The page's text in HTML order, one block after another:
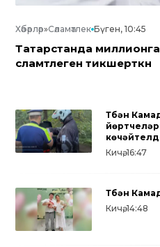
Хәбәрләр»Сәламәтлек Бүген, 10:45
Татарстанда
сәламәтлеген тикшерткән
Түбән
Кичә, 16:47
Түбән
Кичә, 14:48